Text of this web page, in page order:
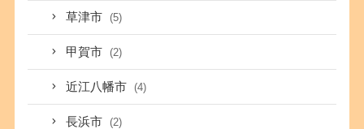
草津市 (5)
甲賀市 (2)
近江八幡市 (4)
長浜市 (2)